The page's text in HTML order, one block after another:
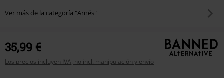
Ver más de la categoría "Arnés"
35,99 €
Los precios incluyen IVA, no incl. manipulación y envío